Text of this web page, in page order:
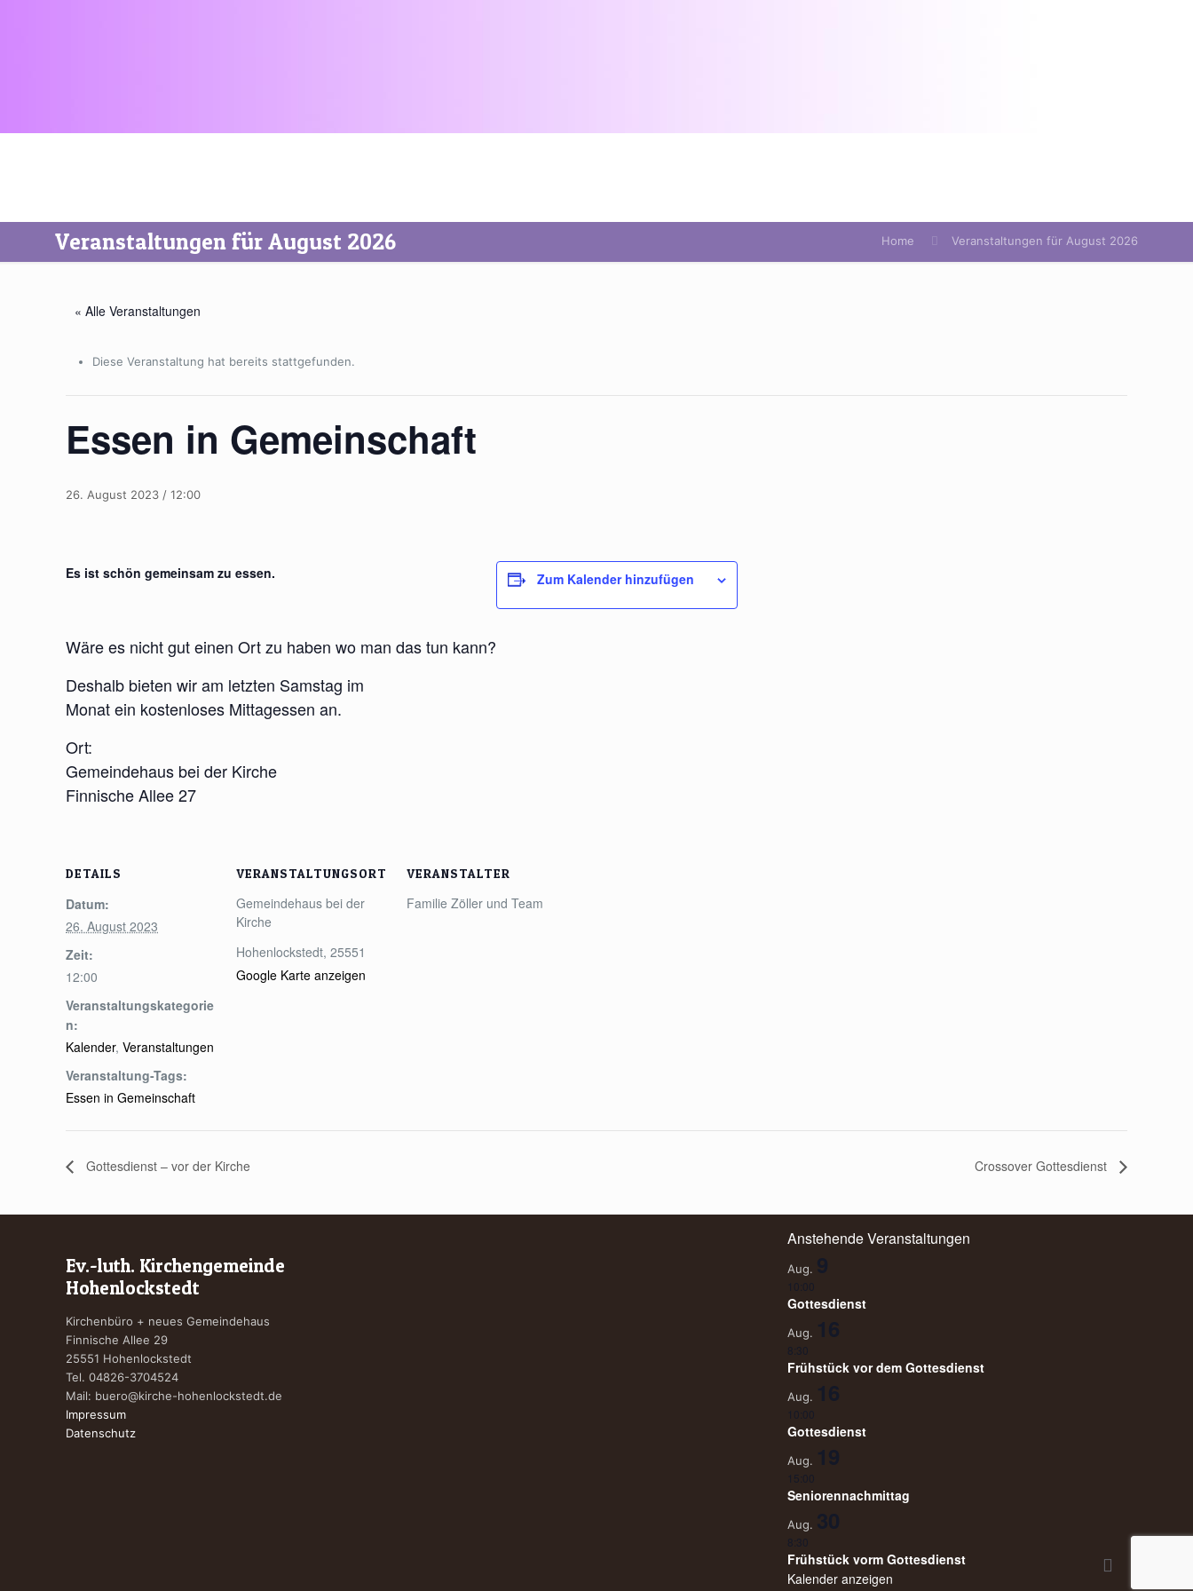
Veranstaltungen für August 2026 Home Veranstaltungen für August 2026
« Alle Veranstaltungen
Diese Veranstaltung hat bereits stattgefunden.
Essen in Gemeinschaft
26. August 2023 / 12:00
Es ist schön gemeinsam zu essen.
Wäre es nicht gut einen Ort zu haben wo man das tun kann?
Deshalb bieten wir am letzten Samstag im
Monat ein kostenloses Mittagessen an.
Ort:
Gemeindehaus bei der Kirche
Finnische Allee 27
Zum Kalender hinzufügen
DETAILS
Datum:
26. August 2023
Zeit:
12:00
Veranstaltungskategorie
n:
Kalender,Veranstaltungen
Veranstaltung-Tags:
Essen in Gemeinschaft
VERANSTALTUNGSORT
Gemeindehaus bei der
Kirche
Hohenlockstedt, 25551
Google Karte anzeigen
VERANSTALTER
Familie Zöller und Team
Gottesdienst – vor der Kirche Crossover Gottesdienst
Ev.-luth. Kirchengemeinde
Hohenlockstedt
Kirchenbüro + neues Gemeindehaus
Finnische Allee 29
25551 Hohenlockstedt
Tel. 04826-3704524
Mail: buero@kirche-hohenlockstedt.de
Impressum
Datenschutz
Anstehende Veranstaltungen
Aug. 9
10:00
Gottesdienst
Aug. 16
8:30
Frühstück vor dem Gottesdienst
Aug. 16
10:00
Gottesdienst
Aug. 19
15:00
Seniorennachmittag
Aug. 30
8:30
Frühstück vorm Gottesdienst
Kalender anzeigen